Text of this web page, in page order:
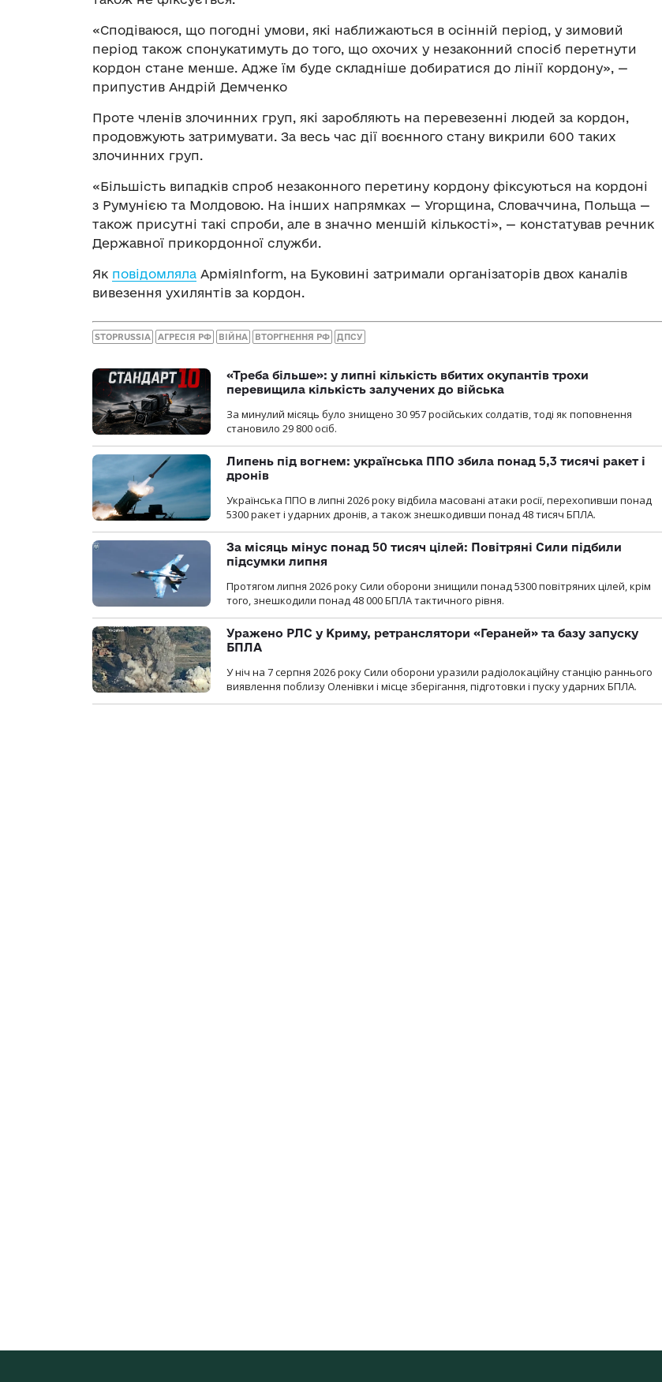
«Сподіваюся, що погодні умови, які наближаються в осінній період, у зимовий
період також спонукатимуть до того, що охочих у незаконний спосіб перетнути
кордон стане менше. Адже їм буде складніше добиратися до лінії кордону», —
припустив Андрій Демченко
Проте членів злочинних груп, які заробляють на перевезенні людей за кордон,
продовжують затримувати. За весь час дії воєнного стану викрили 600 таких
злочинних груп.
«Більшість випадків спроб незаконного перетину кордону фіксуються на кордоні
з Румунією та Молдовою. На інших напрямках — Угорщина, Словаччина, Польща —
також присутні такі спроби, але в значно меншій кількості», — констатував речник
Державної прикордонної служби.
Як повідомляла АрміяInform, на Буковині затримали організаторів двох каналів
вивезення ухилянтів за кордон.
STOPRUSSIA АГРЕСІЯ РФ ВІЙНА ВТОРГНЕННЯ РФ ДПСУ
«Треба більше»: у липні кількість вбитих окупантів трохи
перевищила кількість залучених до війська
За минулий місяць було знищено 30 957 російських солдатів, тоді як поповнення
становило 29 800 осіб.
Липень під вогнем: українська ППО збила понад 5,3 тисячі ракет і
дронів
Українська ППО в липні 2026 року відбила масовані атаки росії, перехопивши понад
5300 ракет і ударних дронів, а також знешкодивши понад 48 тисяч БПЛА.
За місяць мінус понад 50 тисяч цілей: Повітряні Сили підбили
підсумки липня
Протягом липня 2026 року Cили оборони знищили понад 5300 повітряних цілей, крім
того, знешкодили понад 48 000 БПЛА тактичного рівня.
Уражено РЛС у Криму, ретранслятори «Гераней» та базу запуску
БПЛА
У ніч на 7 серпня 2026 року Сили оборони уразили радіолокаційну станцію раннього
виявлення поблизу Оленівки і місце зберігання, підготовки і пуску ударних БПЛА.